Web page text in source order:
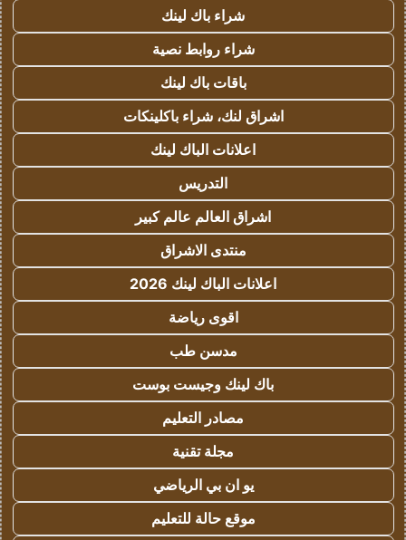
شراء باك لينك
شراء روابط نصية
باقات باك لينك
اشراق لنك، شراء باكلينكات
اعلانات الباك لينك
التدريس
اشراق العالم عالم كبير
منتدى الاشراق
اعلانات الباك لينك 2026
اقوى رياضة
مدسن طب
باك لينك وجيست بوست
مصادر التعليم
مجلة تقنية
يو ان بي الرياضي
موقع حالة للتعليم